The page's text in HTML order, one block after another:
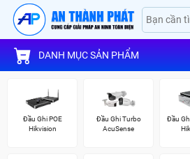
DANH MỤC SẢN PHẨM
Đầu Ghi POE
Hikvision
Đầu Ghi Turbo
AcuSense
Đầu